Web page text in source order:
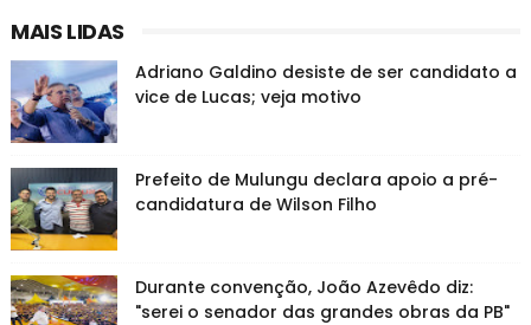
MAIS LIDAS
Adriano Galdino desiste de ser candidato a
vice de Lucas; veja motivo
Prefeito de Mulungu declara apoio a pré-
candidatura de Wilson Filho
Durante convenção, João Azevêdo diz:
"serei o senador das grandes obras da PB"